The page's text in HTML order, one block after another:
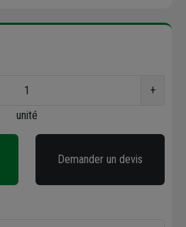
+
unité
Demander un devis